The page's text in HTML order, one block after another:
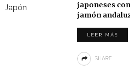
japoneses
jamón
LEER MÁS
SHARE